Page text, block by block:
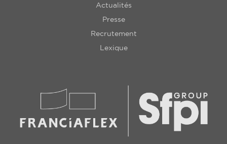
Actualités
Presse
Recrutement
Lexique